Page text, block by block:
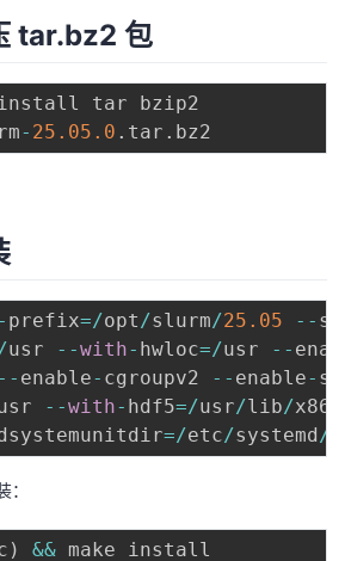
tar.bz2 包
tar bzip2
- 25.05 .0 . tar .
prefix=/opt/slurm/25.05 --
usr --with- hwloc=/usr --
-- enable- cgroupv2 -- enable-
--with- hdf5=/usr/lib/
=/etc/systemd /
) &&